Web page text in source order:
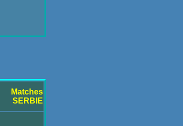
Matches
SERBIE